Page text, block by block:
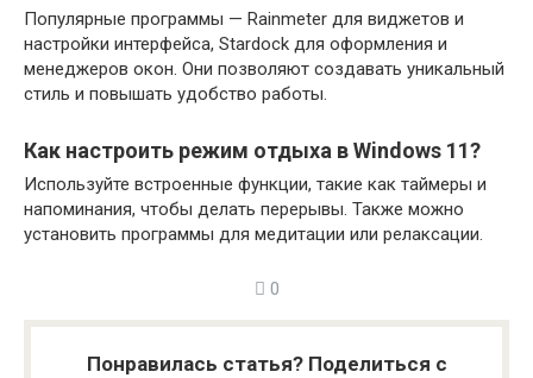
Популярные программы — Rainmeter для виджетов и
настройки интерфейса, Stardock для оформления и
менеджеров окон. Они позволяют создавать уникальный
стиль и повышать удобство работы.
Как настроить режим отдыха в Windows 11?
Используйте встроенные функции, такие как таймеры и
напоминания, чтобы делать перерывы. Также можно
установить программы для медитации или релаксации.
0
Понравилась статья? Поделиться с